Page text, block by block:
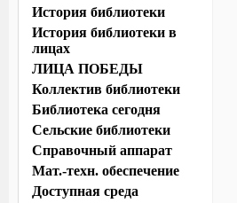
История библиотеки
История библиотеки в
лицах
ЛИЦА ПОБЕДЫ
Коллектив библиотеки
Библиотека сегодня
Сельские библиотеки
Справочный аппарат
Мат.-техн. обеспечение
Доступная среда